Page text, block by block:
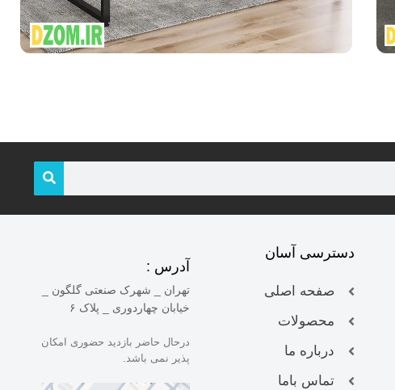
دسترسی آسان
صفحه اصلی
محصولات
درباره ما
تماس باما
آدرس :
تهران _ شهرک صنعتی گلگون _
خیابان چهاردوری _ پلاک ۶
درحال حاضر بازدید حضوری امکان
پذیر نمی باشد.